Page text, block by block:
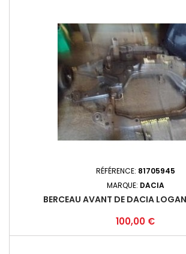
RÉFÉRENCE: 81705945
MARQUE: DACIA
BERCEAU AVANT DE DACIA
Prix
100,00 €